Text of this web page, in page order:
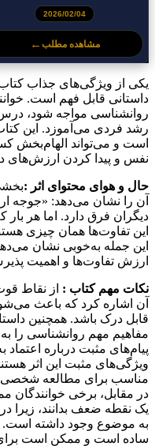
مقیمی
2026/02/04
مشاهده مطلب ←
یکی از ویژگی‌های جذاب
داستانی قابل فهم است.
روانشناسی مواجه شود،
رشد فردی می‌آموزد. این
است و می‌تواند الهام‌بخش
نفس و پیدا کردن ارزش‌های
حال و هوای محتوای اثر :
آن را نشان می‌دهد:
دیگران فرق دارد. اما هر
این تفاوت‌ها همان چیزی
این جمله به‌خوبی نشان
ارزش تفاوت‌ها و اهمیت
نکات مهم کتاب : از نقاط
آن اشاره کرد که باعث
قابل درک باشد. همچنین
مفاهیم مهم روانشناسی را
پیام‌های مثبت درباره
ویژگی‌های مثبت این اثر
مناسب برای مطالعه شخصی
در مقابل، برخی خوانندگان
یک نقطه ضعف بدانند، زیرا
به موضوع وجود داشته
ساده است و ممکن است